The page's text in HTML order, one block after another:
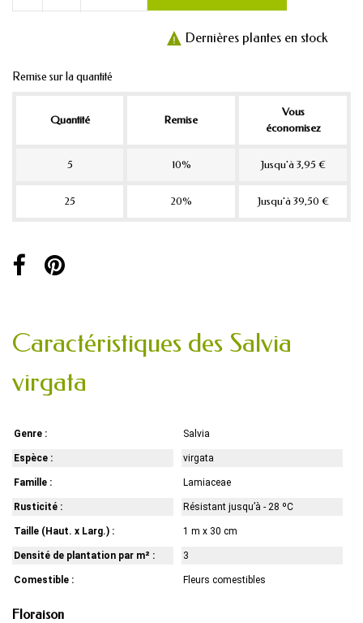
 Dernières plantes en stock
Remise sur la quantité
Quantité Remise
Vous
économisez
5 10% Jusqu'à 3,95 €
25 20% Jusqu'à 39,50 €
Caractéristiques des Salvia
virgata
Genre : Salvia
Espèce : virgata
Famille : Lamiaceae
Rusticité : Résistant jusqu’à - 28 ºC
Taille (Haut. x Larg.) : 1 m x 30 cm
Densité de plantation par m² : 3
Comestible : Fleurs comestibles
Floraison